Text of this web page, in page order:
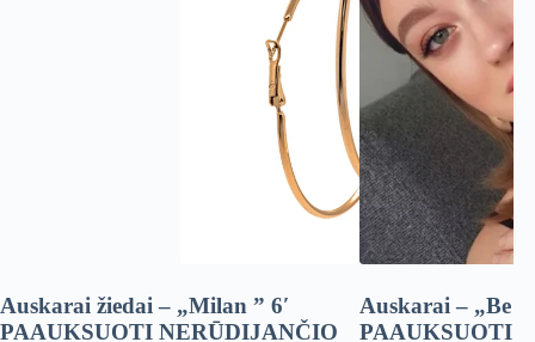
Auskarai žiedai – „Milan ” 6′
PAAUKSUOTI NERŪDIJANČIO
Auskarai – „Be
PAAUKSUOTI